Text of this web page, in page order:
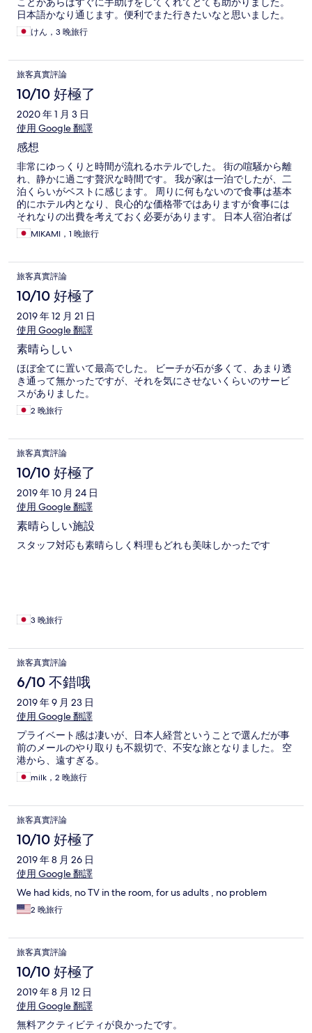
日本語かなり通じます。便利でまた行きたいなと思いました。
けん，3 晚旅行
旅客真實評論
10/10 好極了
2020 年 1 月 3 日
使用 Google 翻譯
感想
非常にゆっくりと時間が流れるホテルでした。 街の喧騒から離
れ、静かに過ごす贅沢な時間です。 我が家は一泊でしたが、二
泊くらいがベストに感じます。 周りに何もないので食事は基本
的にホテル内となり、良心的な価格帯ではありますが食事には
それなりの出費を考えておく必要があります。 日本人宿泊者ば
かりなのでそれが安心という方もいれば、日本のことは少し頭
から離したい方もいると思うので、このホテルは基本的に前者
MIKAMI，1 晚旅行
旅客真實評論
10/10 好極了
2019 年 12 月 21 日
使用 Google 翻譯
素晴らしい
ほぼ全てに置いて最高でした。 ビーチが石が多くて、あまり透
き通って無かったですが、それを気にさせないくらいのサービ
スがありました。
2 晚旅行
旅客真實評論
10/10 好極了
2019 年 10 月 24 日
使用 Google 翻譯
素晴らしい施設
スタッフ対応も素晴らしく料理もどれも美味しかったです
3 晚旅行
旅客真實評論
6/10 不錯哦
2019 年 9 月 23 日
使用 Google 翻譯
プライベート感は凄いが、日本人経営ということで選んだが事
前のメールのやり取りも不親切で、不安な旅となりました。 空
港から、遠すぎる。
milk，2 晚旅行
旅客真實評論
10/10 好極了
2019 年 8 月 26 日
使用 Google 翻譯
We had kids, no TV in the room, for us adults , no problem
2 晚旅行
旅客真實評論
10/10 好極了
2019 年 8 月 12 日
使用 Google 翻譯
無料アクティビティが良かったです。